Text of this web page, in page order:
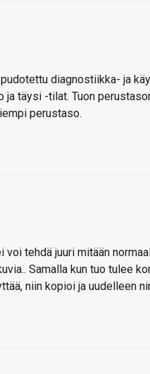
diagnostiikka- ja
täysi -tilat. Tuon
perustaso.
voi tehdä juuri mitään
Samalla kun tuo tulee
niin kopioi ja uudelleen